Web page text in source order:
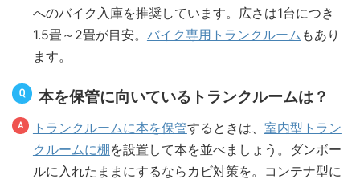
へのバイク入庫を推奨しています。広さは1台につき
1.5畳～2畳が目安。 バイク専用トランクルーム もあり
ます。
本を保管に向いているトランクルームは？
トランクルームに本を保管するときは、 室内型トラン
クルームに棚を設置して本を並べましょう。ダンボー
ルに入れたままにするならカビ対策を。コンテナ型に